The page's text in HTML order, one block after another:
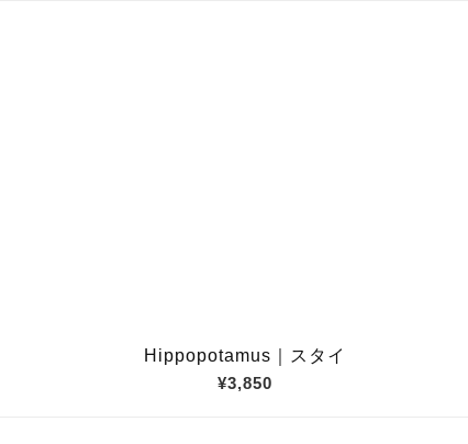
Hippopotamus｜スタイ
¥3,850